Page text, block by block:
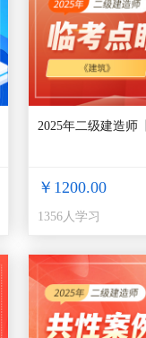
2025年二级建造师
￥1200.00
1356人学习